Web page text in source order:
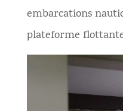
embarcations
plateforme